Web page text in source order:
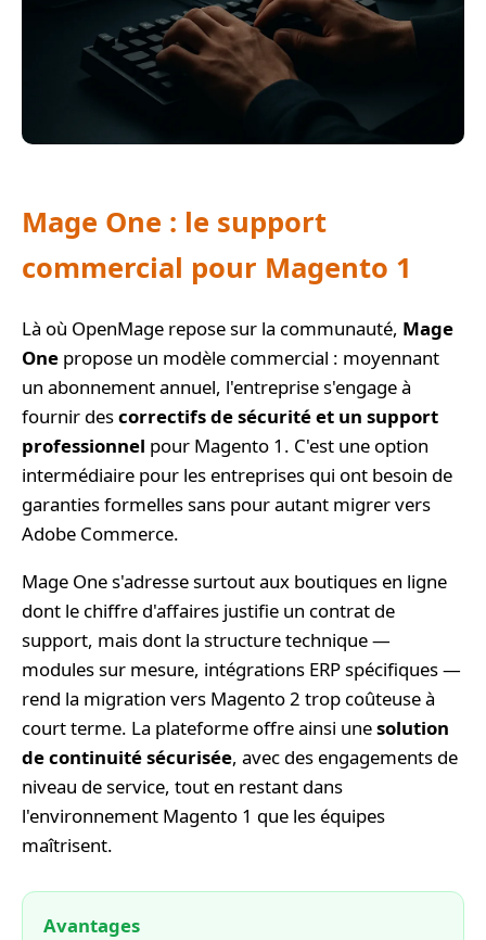
Mage One : le support
commercial pour Magento 1
Là où OpenMage repose sur la communauté, Mage
One propose un modèle commercial : moyennant
un abonnement annuel, l'entreprise s'engage à
fournir descorrectifs de sécurité et un support
professionnel pour Magento 1. C'est une option
intermédiaire pour les entreprises qui ont besoin de
garanties formelles sans pour autant migrer vers
Adobe Commerce.
Mage One s'adresse surtout aux boutiques en ligne
dont le chiffre d'affaires justifie un contrat de
support, mais dont la structure technique —
modules sur mesure, intégrations ERP spécifiques —
rend la migration vers Magento 2 trop coûteuse à
court terme. La plateforme offre ainsi unesolution
de continuité sécurisée, avec des engagements de
niveau de service, tout en restant dans
l'environnement Magento 1 que les équipes
maîtrisent.
Avantages